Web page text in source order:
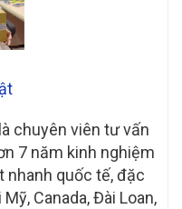
chuyên viên tư vấn
7 năm kinh nghiệm
nhanh quốc tế, đặc
Canada, Đài Loan,